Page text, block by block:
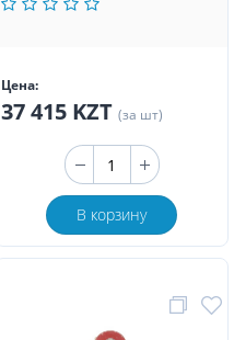
Цена:
37 415 KZT (за шт)
В корзину